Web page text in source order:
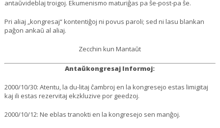
antaŭvideblaj troigoj. Ekumenismo maturiĝas pa ŝe-post-pa ŝe.
Pri aliaj „kongresaj“ kontentiĝoj ni povus paroli; sed ni lasu blankan
paĝon ankaŭ al aliaj.
Zecchin kun Mantaŭt
Antaŭkongresaj Informoj:
2000/10/30: Atentu, la du-litaj ĉambroj en la kongresejo estas limigitaj
kaj ili estas rezervitaj ekzkluzive por geedzoj.
2000/10/12: Ne eblas tranokti en la kongresejo sen manĝoj.